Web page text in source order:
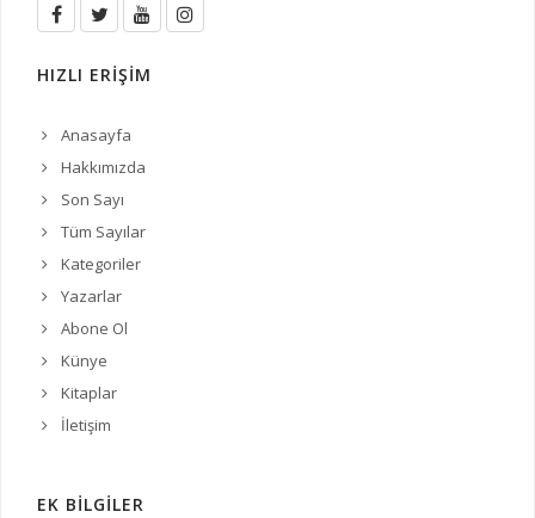
HIZLI ERİŞİM
Anasayfa
Hakkımızda
Son Sayı
Tüm Sayılar
Kategoriler
Yazarlar
Abone Ol
Künye
Kitaplar
İletişim
EK BİLGİLER